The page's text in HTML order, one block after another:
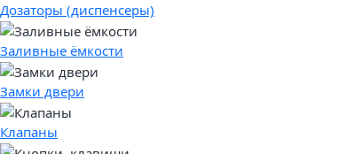
Дозаторы (диспенсеры)
Заливные ёмкости
Замки двери
Клапаны